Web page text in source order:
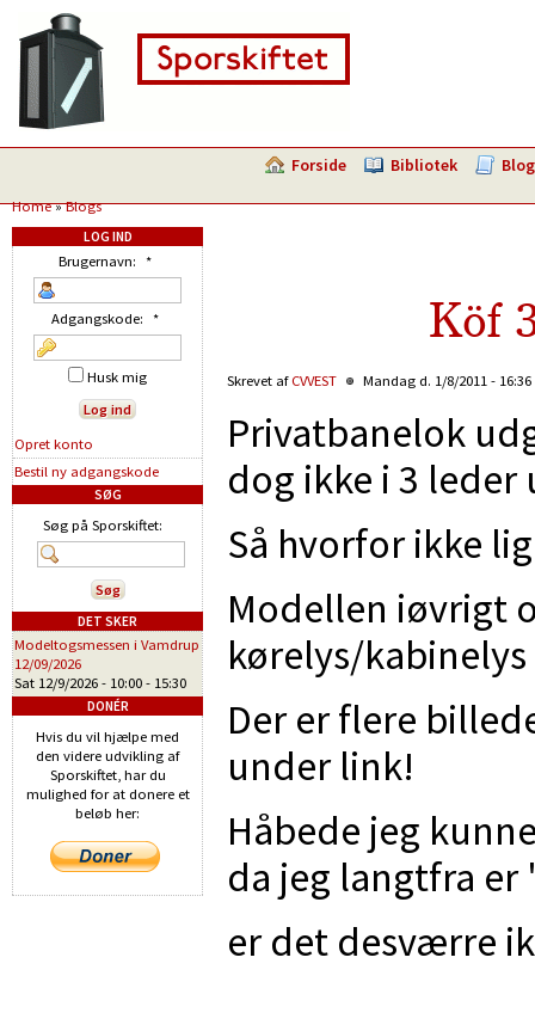
Forside Bibliotek Blog
Home»Blogs
Köf
Skrevet af CVVEST Mandag d. 1/8/2011 - 16:36
Privatbanelok
dog ikke i 3 leder
Så hvorfor ikke
Modellen iøvrigt
kørelys/
Der er flere
under link!
Håbede jeg
da jeg langtfra
er det desværre
LOG IND
Brugernavn: *
Adgangskode: *
Husk mig
Opret konto
Bestil ny adgangskode
SØG
Søg på Sporskiftet:
DET SKER
Modeltogsmessen i Vamdrup
12/09/2026
Sat 12/9/2026 - 10:00 - 15:30
DONÉR
Hvis du vil hjælpe med
den videre udvikling af
Sporskiftet, har du
mulighed for at donere et
beløb her: